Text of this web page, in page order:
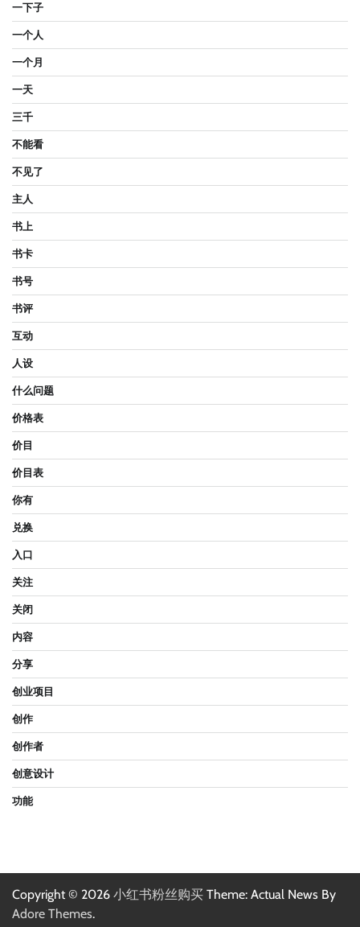
一下子
一个人
一个月
一天
三千
不能看
不见了
主人
书上
书卡
书号
书评
互动
人设
什么问题
价格表
价目
价目表
你有
兑换
入口
关注
关闭
内容
分享
创业项目
创作
创作者
创意设计
功能
Copyright © 2026 小红书粉丝购买 Theme: Actual News By
Adore Themes.